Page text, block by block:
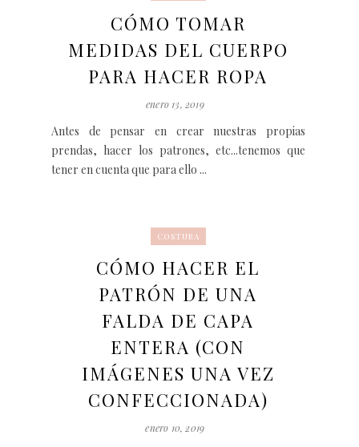
CÓMO TOMAR
MEDIDAS DEL CUERPO
PARA HACER ROPA
enero 13, 2019
Antes de pensar en crear nuestras propias
prendas, hacer los patrones, etc...tenemos que
tener en cuenta que para ello ...
COSTURA
CÓMO HACER EL
PATRÓN DE UNA
FALDA DE CAPA
ENTERA (CON
IMÁGENES UNA VEZ
CONFECCIONADA)
enero 10, 2019